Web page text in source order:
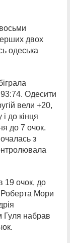
двох
одеська
Одесити
вели +20,
до кінця
до 7 очок.
з
19 очок, до
Роберта Мори
Гуля набрав